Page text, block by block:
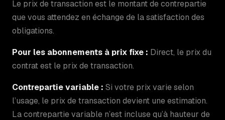
Le prix de transaction est le montant de contrepartie
que vous attendez en échange de la satisfaction des
obligations.
Pour les abonnements à prix fixe : Direct, le prix du
contrat est le prix de transaction.
Contrepartie variable : Si votre prix varie selon
l’usage, le prix de transaction devient une estimation.
La contrepartie variable n’est incluse qu’à hauteur de